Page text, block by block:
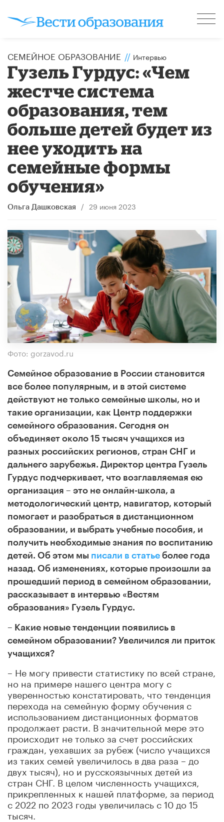
СЕМЕЙНОЕ ОБРАЗОВАНИЕ // Интервью
Гузель Гурдус: «Чем
жестче система
образования, тем
больше детей будет из
нее уходить на
семейные формы
обучения»
Ольга Дашковская / 29 июня 2023
Фото: gorzavod.ru
Семейное образование в России становится
все более популярным, и в этой системе
действуют не только семейные школы, но и
такие организации, как Центр поддержки
семейного образования. Сегодня он
объединяет около 15 тысяч учащихся из
разных российских регионов, стран СНГ и
дальнего зарубежья. Директор центра Гузель
Гурдус подчеркивает, что возглавляемая ею
организация – это не онлайн-школа, а
методологический центр, навигатор, который
помогает и разобраться в дистанционном
образовании, и выбрать учебные пособия, и
получить необходимые знания по воспитанию
детей. Об этом мы писали в статье более года
назад. Об изменениях, которые произошли за
прошедший период в семейном образовании,
рассказывает в интервью «Вестям
образования» Гузель Гурдус.
– Какие новые тенденции появились в
семейном образовании? Увеличился ли приток
учащихся?
– Не могу привести статистику по всей стране,
но на примере нашего центра могу с
уверенностью констатировать, что тенденция
перехода на семейную форму обучения с
использованием дистанционных форматов
продолжает расти. В значительной мере это
происходит не только за счет российских
граждан, уехавших за рубеж (число учащихся
из таких семей увеличилось в два раза – до
двух тысяч), но и русскоязычных детей из
стран СНГ. В целом численность учащихся,
прикрепленных к нашей платформе, за период
с 2022 по 2023 годы увеличилась с 10 до 15
тысяч.